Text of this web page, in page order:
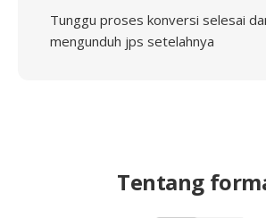
Tunggu proses konversi selesai
mengunduh jps setelahnya
Tentang